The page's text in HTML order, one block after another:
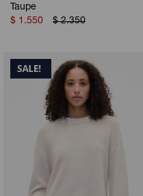
Taupe
$ 1.550 $ 2.350